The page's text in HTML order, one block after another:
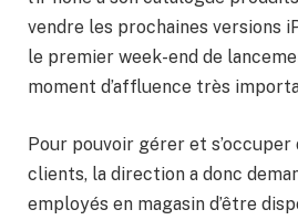
vendre les prochaines versions
le premier week-end de
moment d’affluence très
Pour pouvoir gérer et s’occuper
clients, la direction a donc
employés en magasin d’être